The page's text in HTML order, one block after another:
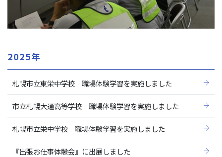
2025年
札幌市立東栄中学校 職場体験学習を実施しました
市立札幌大通高等学校 職場体験学習を実施しました
札幌市立栄中学校 職場体験学習を実施しました
『出張お仕事体験会』に出展しました